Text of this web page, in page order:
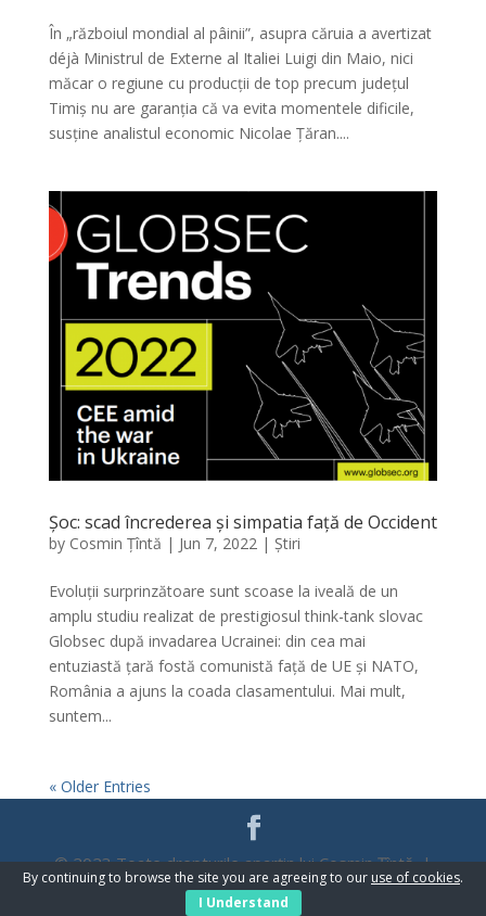
În „războiul mondial al pâinii”, asupra căruia a avertizat
déjà Ministrul de Externe al Italiei Luigi din Maio, nici
măcar o regiune cu producții de top precum județul
Timiș nu are garanția că va evita momentele dificile,
susține analistul economic Nicolae Țăran....
Șoc: scad încrederea și simpatia față de Occident
by Cosmin Țîntă | Jun 7, 2022| Știri
Evoluții surprinzătoare sunt scoase la iveală de un
amplu studiu realizat de prestigiosul think-tank slovac
Globsec după invadarea Ucrainei: din cea mai
entuziastă țară fostă comunistă față de UE și NATO,
România a ajuns la coada clasamentului. Mai mult,
suntem...
« Older Entries
© 2023 Toate drepturile aparțin lui Cosmin Țîntă |
WebDesignPromo Zone
By continuing to browse the site you are agreeing to our use of cookies.
I Understand